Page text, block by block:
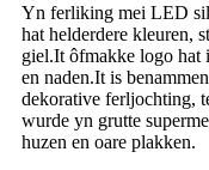
Yn ferliking mei LED
hat helderdere kleuren,
giel.It ôfmakke logo hat
en naden.It is
dekorative ferljochting,
wurde yn grutte
huzen en oare plakken.